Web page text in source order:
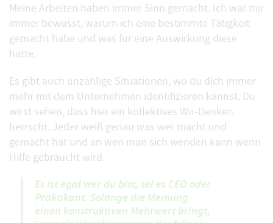
Meine Arbeiten haben immer Sinn gemacht. Ich war mir
immer bewusst, warum ich eine bestimmte Tätigkeit
gemacht habe und was für eine Auswirkung diese
hatte.
Es gibt auch unzählige Situationen, wo du dich immer
mehr mit dem Unternehmen identifizieren kannst. Du
wirst sehen, dass hier ein kollektives Wir-Denken
herrscht. Jeder weiß genau was wer macht und
gemacht hat und an wen man sich wenden kann wenn
Hilfe gebraucht wird.
Es ist egal wer du bist, sei es CEO oder
Praktikant. Solange die Meinung
einen konstruktiven Mehrwert bringt,